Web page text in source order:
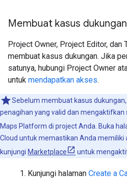
Membuat kasus dukungan
Project Owner, Project Editor, dan
membuat kasus dukungan. Jika
satunya, hubungi Project Owner
untuk mendapatkan akses.
Sebelum membuat kasus
penagihan yang valid dan mengaktifkan
Maps Platform di project Anda. Buka
Cloud untuk memastikan Anda memiliki
kunjungi Marketplace untuk
Kunjungi halaman Create a